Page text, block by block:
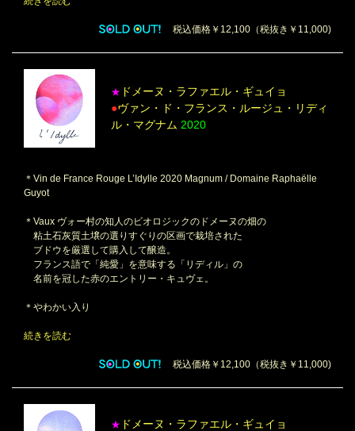
税込価格￥12,100（税抜き￥11,000)
★ ドメーヌ・ラファエル・ギュイョ
●ヴァン・ド・フランス・ルージュ・リディ
ル・マグナム 2020
＊Vin de France Rouge L’Idylle 2020 Magnum / Domaine Raphaëlle
Guyot
＊Vaux ヴォー村の知人のビオロジックのドメーヌの畑の
粘土石灰質土壌の選りすぐりの区画で栽培された
ブドウを厳選して購入して醸造。
フランス語で「純愛」を意味する「リディル」の
名前を冠した赤のエントリー・キュヴェ。
＊やわかい入り
続きを読む
税込価格￥12,100（税抜き￥11,000)
★ ドメーヌ・ラファエル・ギュイョ